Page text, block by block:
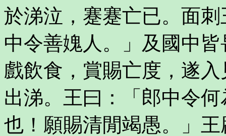
於涕泣，蹇蹇亡已。面
中令善媿人。」及國中
戲飲食，賞賜亡度，遂
出涕。王曰：「郎中令
也！願賜清閒竭愚。」